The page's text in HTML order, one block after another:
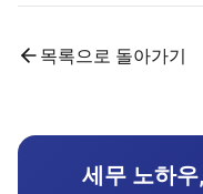
목록으로 돌아가기
세무 노하